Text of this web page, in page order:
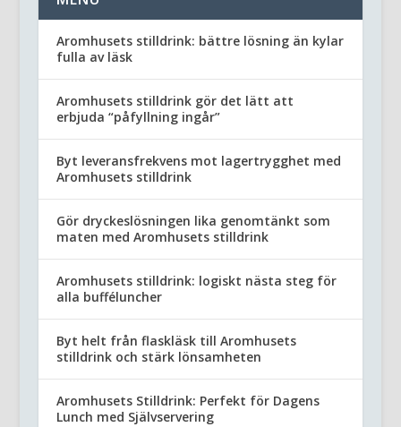
Aromhusets stilldrink: bättre lösning än kylar
fulla av läsk
Aromhusets stilldrink gör det lätt att
erbjuda “påfyllning ingår”
Byt leveransfrekvens mot lagertrygghet med
Aromhusets stilldrink
Gör dryckeslösningen lika genomtänkt som
maten med Aromhusets stilldrink
Aromhusets stilldrink: logiskt nästa steg för
alla bufféluncher
Byt helt från flaskläsk till Aromhusets
stilldrink och stärk lönsamheten
Aromhusets Stilldrink: Perfekt för Dagens
Lunch med Självservering